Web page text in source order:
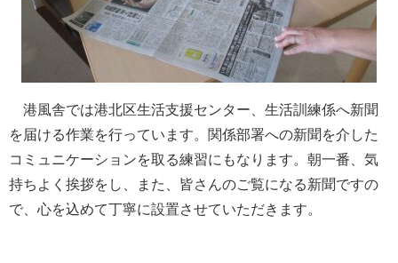
港風舎では港北区生活支援センター、生活訓練係へ新聞
を届ける作業を行っています。関係部署への新聞を介した
コミュニケーションを取る練習にもなります。朝一番、気
持ちよく挨拶をし、また、皆さんのご覧になる新聞ですの
で、心を込めて丁寧に設置させていただきます。